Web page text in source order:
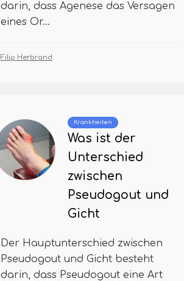
darin, dass Agenese das Versagen
eines Or...
Filip Herbrand
Krankheiten
Was ist der
Unterschied
zwischen
Pseudogout und
Gicht
Der Hauptunterschied zwischen
Pseudogout und Gicht besteht
darin, dass Pseudogout eine Art